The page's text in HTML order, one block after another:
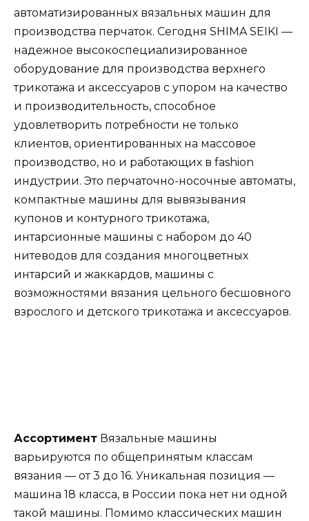
автоматизированных вязальных машин для
производства перчаток. Сегодня SHIMA SEIKI —
надежное высокоспециализированное
оборудование для производства верхнего
трикотажа и аксессуаров с упором на качество
и производительность, способное
удовлетворить потребности не только
клиентов, ориентированных на массовое
производство, но и работающих в fashion
индустрии. Это перчаточно-носочные автоматы,
компактные машины для вывязывания
купонов и контурного трикотажа,
интарсионные машины с набором до 40
нитеводов для создания многоцветных
интарсий и жаккардов, машины с
возможностями вязания цельного бесшовного
взрослого и детского трикотажа и аксессуаров.
Ассортимент Вязальные машины
варьируются по общепринятым классам
вязания — от 3 до 16. Уникальная позиция —
машина 18 класса, в России пока нет ни одной
такой машины. Помимо классических машин